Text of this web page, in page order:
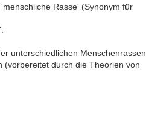
Rasse' (Synonym für
unterschiedlichen Menschenrassen.
(vorbereitet durch die Theorien von